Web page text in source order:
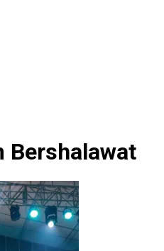
Bershalawat